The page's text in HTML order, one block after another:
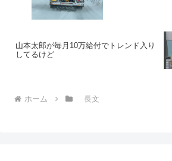
山本太郎が毎月10万給付でトレンド入り
してるけど
ホーム 長文